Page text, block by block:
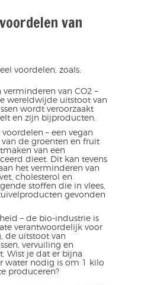
van
voordelen, zoals:
verminderen van CO2 –
wereldwijde uitstoot van
wordt veroorzaakt
en zijn bijproducten.
– een vegan
van de groenten en fruit
van een
dieet. Dit kan tevens
het verminderen van
cholesterol en
stoffen die in vlees,
gevonden
– de bio-industrie is
verantwoordelijk voor
de uitstoot van
vervuiling en
Wist je dat er bijna
water nodig is om 1 kilo
produceren?